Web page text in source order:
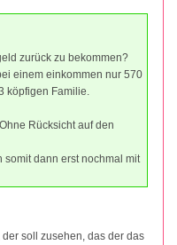
zurück zu bekommen?
einem einkommen nur 570
köpfigen Familie.
Rücksicht auf den
somit dann erst nochmal mit
soll zusehen, das der das